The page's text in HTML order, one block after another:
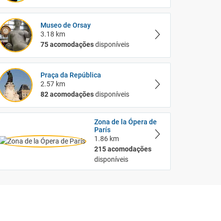
Museo de Orsay
3.18 km
75 acomodaçõesdisponíveis
Praça da República
2.57 km
82 acomodaçõesdisponíveis
Zona de la Ópera de
París
1.86 km
215 acomodações
disponíveis